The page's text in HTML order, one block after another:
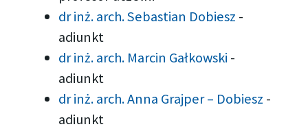
dr inż. arch. Sebastian Dobiesz -
adiunkt
dr inż. arch. Marcin Gałkowski -
adiunkt
dr inż. arch. Anna Grajper – Dobiesz -
adiunkt